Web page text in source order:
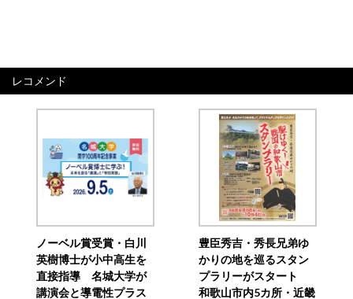
レコメンド
ノーベル賞受賞・白川
英樹博士が小中高生を
直接指導 名城大学が
講演会と導電性プラス
豊臣秀吉・秀長兄弟ゆ
かりの地を巡るスタン
プラリーがスタート
和歌山市内5カ所・近畿